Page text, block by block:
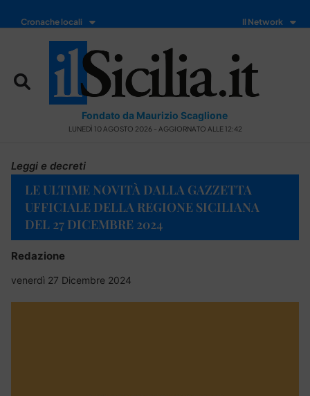
Cronache locali Il Network
Fondato da Maurizio Scaglione
LUNEDÌ 10 AGOSTO 2026 - AGGIORNATO ALLE 12:42
Leggi e decreti
LE ULTIME NOVITÀ DALLA GAZZETTA
UFFICIALE DELLA REGIONE SICILIANA
DEL 27 DICEMBRE 2024
Redazione
venerdì 27 Dicembre 2024